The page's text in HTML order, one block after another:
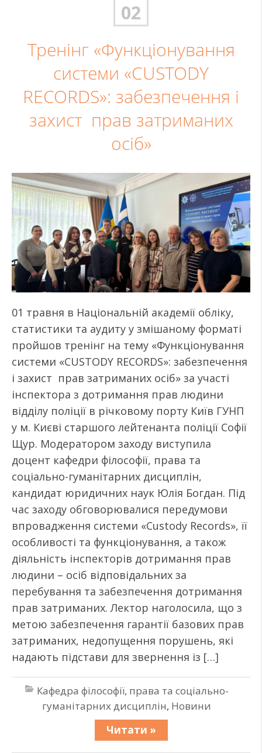
02
Тренінг «Функціонування
системи «CUSTODY
RECORDS»: забезпечення і
захист прав затриманих
осіб»
01 травня в Національній академії обліку,
статистики та аудиту у змішаному форматі
пройшов тренінг на тему «Функціонування
системи «CUSTODY RECORDS»: забезпечення
і захист прав затриманих осіб» за участі
інспектора з дотримання прав людини
відділу поліції в річковому порту Київ ГУНП
у м. Києві старшого лейтенанта поліції Софії
Щур. Модератором заходу виступила
доцент кафедри філософії, права та
соціально-гуманітарних дисциплін,
кандидат юридичних наук Юлія Богдан. Під
час заходу обговорювалися передумови
впровадження системи «Custody Records», її
особливості та функціонування, а також
діяльність інспекторів дотримання прав
людини – осіб відповідальних за
перебування та забезпечення дотримання
прав затриманих. Лектор наголосила, що з
метою забезпечення гарантії базових прав
затриманих, недопущення порушень, які
надають підстави для звернення із […]
Кафедра філософії, права та соціально-
гуманітарних дисциплін, Новини
Читати »